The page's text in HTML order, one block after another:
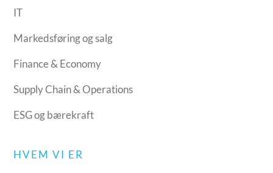
IT
Markedsføring og salg
Finance & Economy
Supply Chain & Operations
ESG og bærekraft
HVEM VI ER